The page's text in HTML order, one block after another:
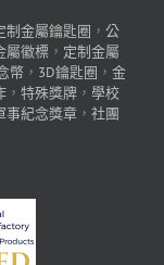
制金屬鑰匙圈 ， 公
屬徽標 ， 定制金屬
幣 ， 3D鑰匙圈 ， 金
， 特殊獎牌 ， 學校
事紀念獎章 ， 社團